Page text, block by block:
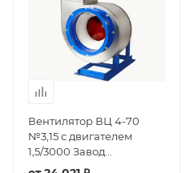
Вентилятор ВЦ 4-70
№3,15 с двигателем
1,5/3000 Завод
Вентилятор